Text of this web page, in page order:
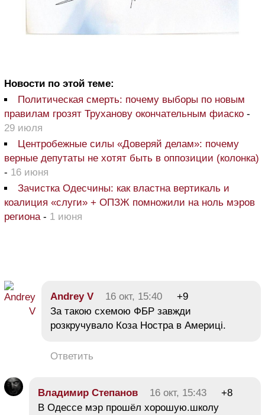
Новости по этой теме:
Политическая смерть: почему выборы по новым
правилам грозят Труханову окончательным фиаско -
29 июля
Центробежные силы «Доверяй делам»: почему
верные депутаты не хотят быть в оппозиции (колонка)
- 16 июня
Зачистка Одесчины: как властна вертикаль и
коалиция «слуги» + ОПЗЖ помножили на ноль мэров
региона - 1 июня
Andrey V 16 окт, 15:40
+9
За такою схемою ФБР завжди
розкручувало Коза Ностра в Америці.
Ответить
Владимир Степанов 16 окт, 15:43
+8
В Одессе мэр прошёл хорошую.школу